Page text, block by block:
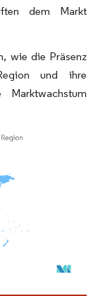
dem Markt
wie die Präsenz
und ihre